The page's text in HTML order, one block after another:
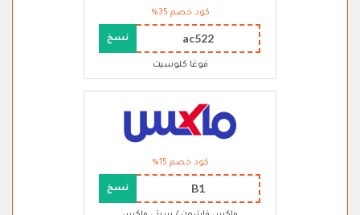
كود خصم 35%
ac522 نسخ
فوغا كلوسيت
كود خصم 15%
B1 نسخ